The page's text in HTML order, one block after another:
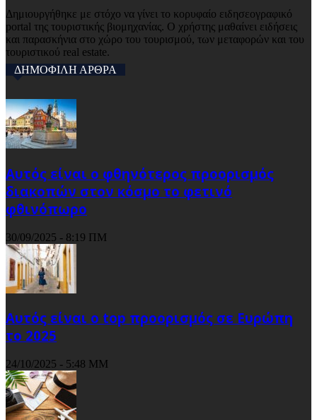
Δημιουργήθηκε με στόχο να γίνει το κορυφαίο ειδησεογραφικό
portal της τουριστικής βιομηχανίας. Ο χρήστης μαθαίνει ειδήσεις
και παρασκήνια στο χώρο του τουρισμού, των μεταφορών και του
τουριστικού real estate.
ΔΗΜΟΦΙΛΗ ΑΡΘΡΑ
Αυτός είναι ο φθηνότερος προορισμός
διακοπών στον κόσμο το φετινό
φθινόπωρο
30/09/2025 - 8:19 ΠΜ
Αυτός είναι ο top προορισμός σε Ευρώπη
το 2025
24/10/2025 - 5:48 ΜΜ